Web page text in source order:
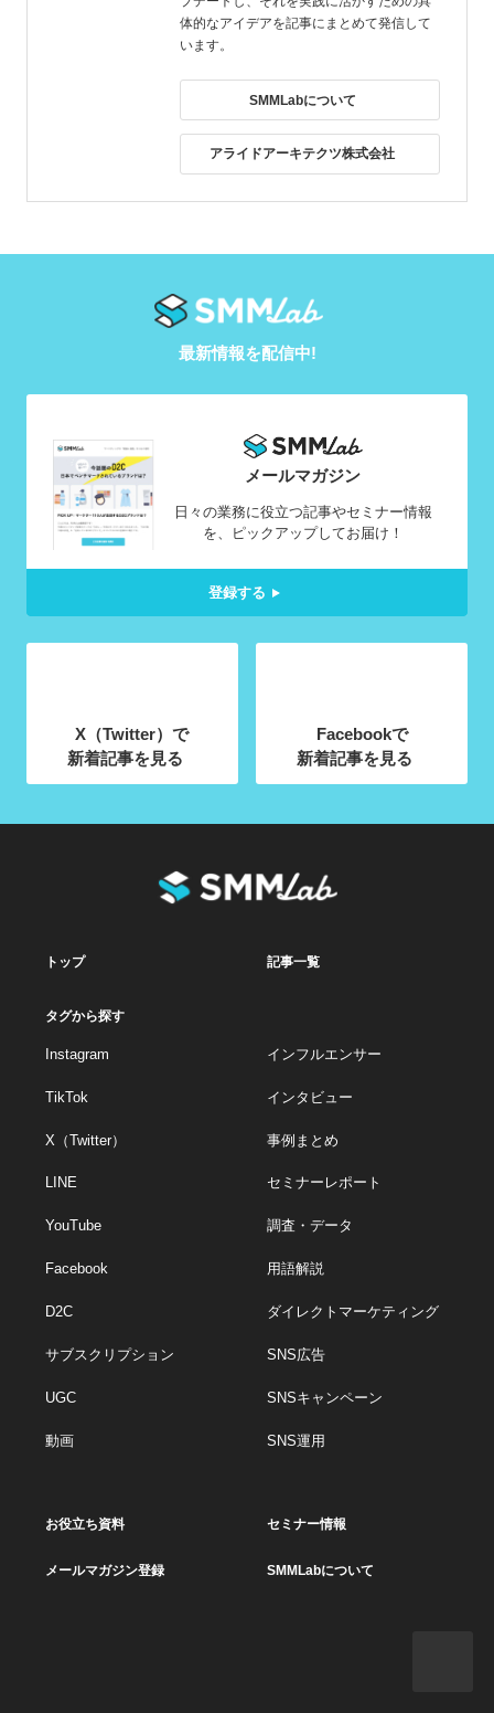
体的なアイデアを記事にまとめて発信して
います。
SMMLabについて
アライドアーキテクツ株式会社
最新情報を配信中!
メールマガジン
日々の業務に役立つ記事やセミナー情報
を、ピックアップしてお届け！
登録する
X（Twitter）で
新着記事を見る
Facebookで
新着記事を見る
トップ 記事一覧
タグから探す
Instagram
TikTok
X（Twitter）
LINE
YouTube
Facebook
D2C
サブスクリプション
UGC
動画
インフルエンサー
インタビュー
事例まとめ
セミナーレポート
調査・データ
用語解説
ダイレクトマーケティング
SNS広告
SNSキャンペーン
SNS運用
お役立ち資料 セミナー情報
メールマガジン登録 SMMLabについて